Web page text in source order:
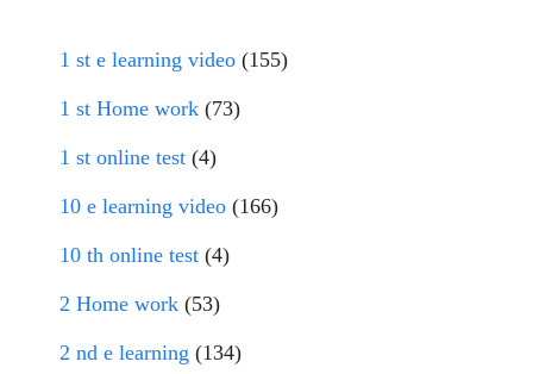
1 st e learning video (155)
1 st Home work (73)
1 st online test (4)
10 e learning video (166)
10 th online test (4)
2 Home work (53)
2 nd e learning (134)